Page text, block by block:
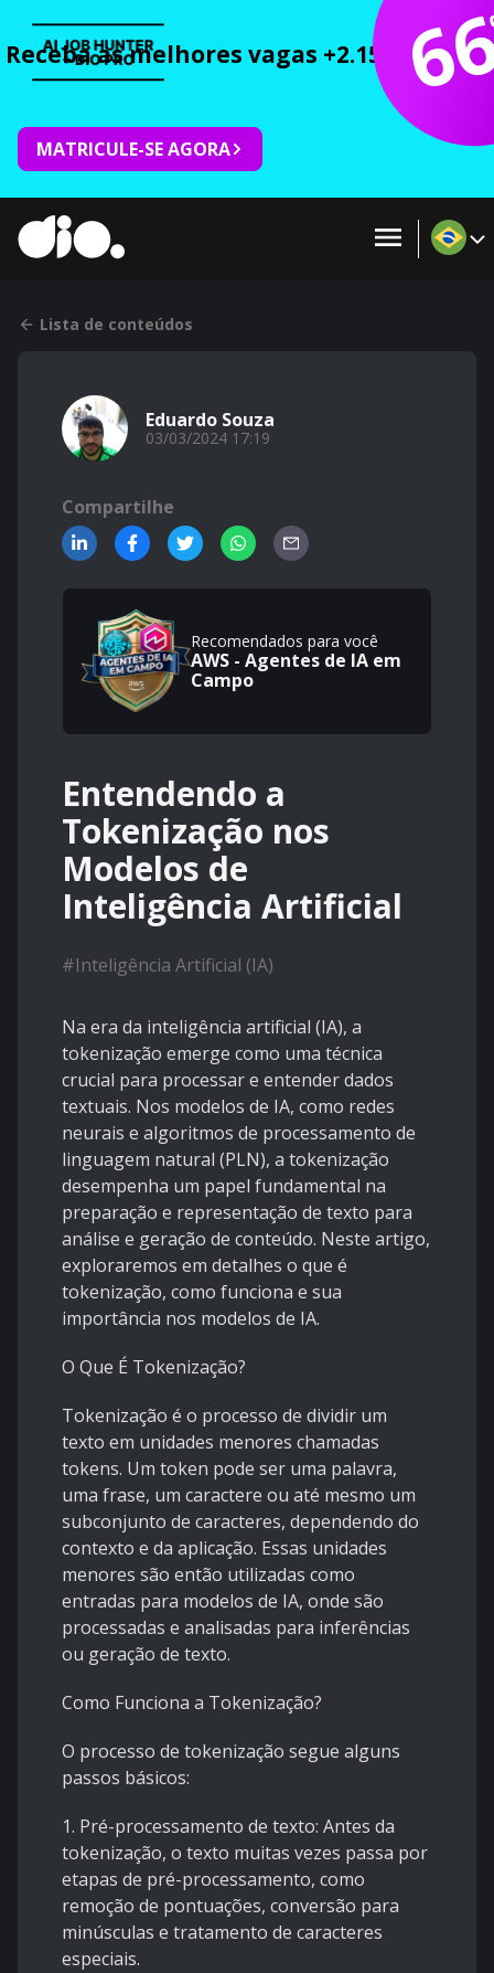
Receba as melhores vagas +2.150 cursos
MATRICULE-SE AGORA
Lista de conteúdos
Eduardo Souza
03/03/2024 17:19
Compartilhe
Recomendados para você
AWS - Agentes de IA em
Campo
Entendendo a
Tokenização nos
Modelos de
Inteligência Artificial
#Inteligência Artificial (IA)
Na era da inteligência artificial (IA), a
tokenização emerge como uma técnica
crucial para processar e entender dados
textuais. Nos modelos de IA, como redes
neurais e algoritmos de processamento de
linguagem natural (PLN), a tokenização
desempenha um papel fundamental na
preparação e representação de texto para
análise e geração de conteúdo. Neste artigo,
exploraremos em detalhes o que é
tokenização, como funciona e sua
importância nos modelos de IA.
O Que É Tokenização?
Tokenização é o processo de dividir um
texto em unidades menores chamadas
tokens. Um token pode ser uma palavra,
uma frase, um caractere ou até mesmo um
subconjunto de caracteres, dependendo do
contexto e da aplicação. Essas unidades
menores são então utilizadas como
entradas para modelos de IA, onde são
processadas e analisadas para inferências
ou geração de texto.
Como Funciona a Tokenização?
O processo de tokenização segue alguns
passos básicos:
1. Pré-processamento de texto: Antes da
tokenização, o texto muitas vezes passa por
etapas de pré-processamento, como
remoção de pontuações, conversão para
minúsculas e tratamento de caracteres
especiais.